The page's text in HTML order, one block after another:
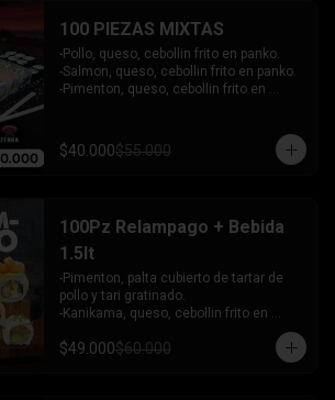
100 PIEZAS MIXTAS
-Pollo, queso, cebollin frito en panko.
-Salmon, queso, cebollin frito en panko.
-Pimenton, queso, cebollin frito en
-Camaron furai, queso, cebollin
envuelto en palta.
salmon.
-Hosomaki de kanikama.
- 5 Gyosas fritas + 5 bolitas de queso.
INCLUYE: 6 SALSAS - 5 PALITOS
$40.000$55.000
100Pz Relampago + Bebida
1.5lt
-Pimenton, palta cubierto de tartar de
pollo y tari gratinado.
-Kanikama, queso, cebollin frito en
-Pollo, queso, cebollin frito en panko.
-Pollo, palta env en queso y bañado en
$49.000$60.000